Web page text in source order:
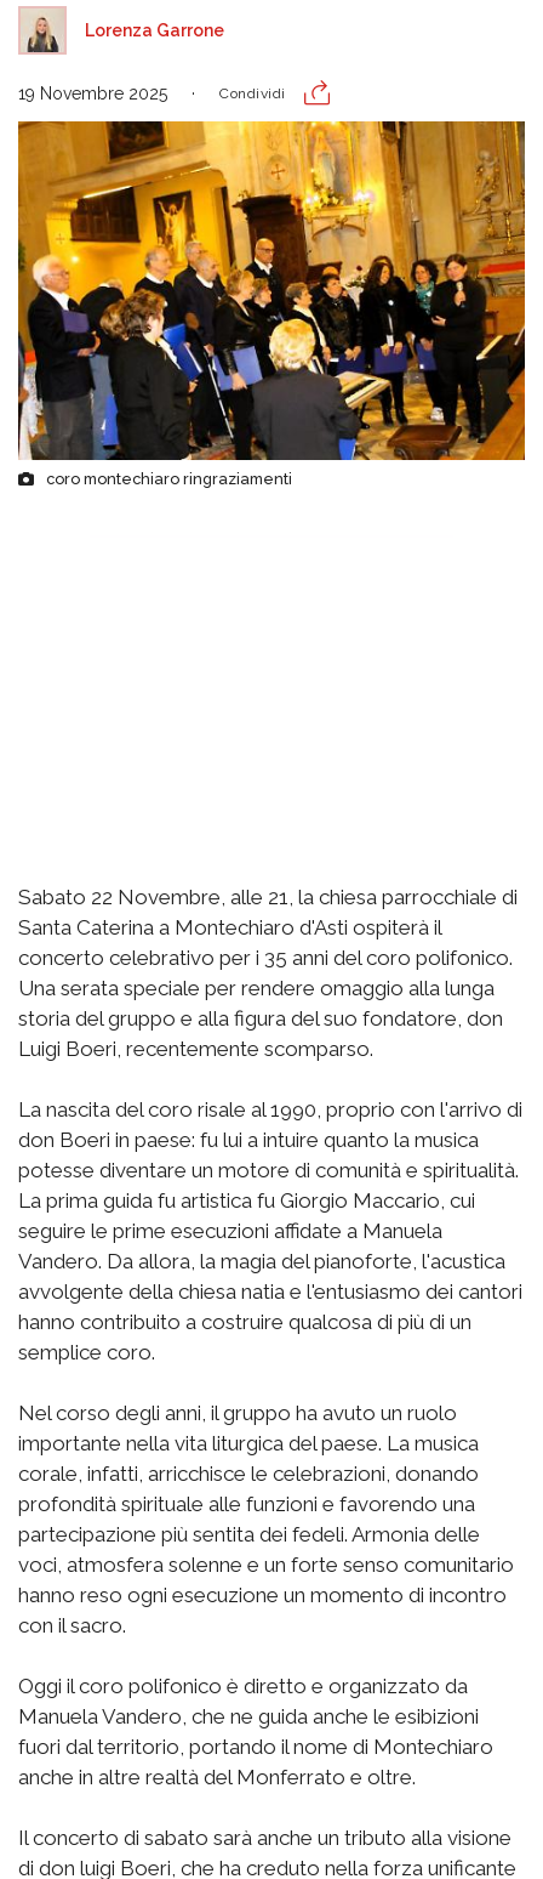
Lorenza Garrone
19 Novembre 2025 Condividi
coro montechiaro ringraziamenti
Sabato 22 Novembre, alle 21, la chiesa parrocchiale di
Santa Caterina a Montechiaro d'Asti ospiterà il
concerto celebrativo per i 35 anni del coro polifonico.
Una serata speciale per rendere omaggio alla lunga
storia del gruppo e alla figura del suo fondatore, don
Luigi Boeri, recentemente scomparso.
La nascita del coro risale al 1990, proprio con l'arrivo di
don Boeri in paese: fu lui a intuire quanto la musica
potesse diventare un motore di comunità e spiritualità.
La prima guida fu artistica fu Giorgio Maccario, cui
seguire le prime esecuzioni affidate a Manuela
Vandero. Da allora, la magia del pianoforte, l'acustica
avvolgente della chiesa natia e l'entusiasmo dei cantori
hanno contribuito a costruire qualcosa di più di un
semplice coro.
Nel corso degli anni, il gruppo ha avuto un ruolo
importante nella vita liturgica del paese. La musica
corale, infatti, arricchisce le celebrazioni, donando
profondità spirituale alle funzioni e favorendo una
partecipazione più sentita dei fedeli. Armonia delle
voci, atmosfera solenne e un forte senso comunitario
hanno reso ogni esecuzione un momento di incontro
con il sacro.
Oggi il coro polifonico è diretto e organizzato da
Manuela Vandero, che ne guida anche le esibizioni
fuori dal territorio, portando il nome di Montechiaro
anche in altre realtà del Monferrato e oltre.
Il concerto di sabato sarà anche un tributo alla visione
di don luigi Boeri, che ha creduto nella forza unificante